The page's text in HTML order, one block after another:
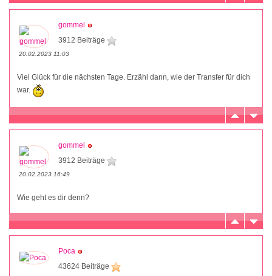
gommel
3912 Beiträge
20.02.2023 11:03
Viel Glück für die nächsten Tage. Erzähl dann, wie der Transfer für dich
war.
gommel
3912 Beiträge
20.02.2023 16:49
Wie geht es dir denn?
Poca
43624 Beiträge